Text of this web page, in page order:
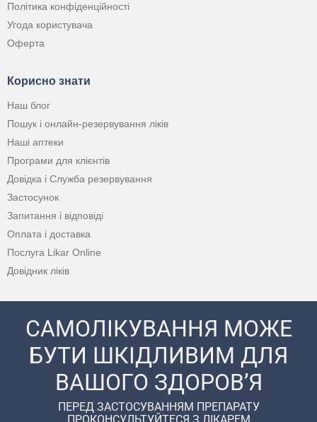
Політика конфіденційності
Угода користувача
Оферта
Корисно знати
Наш блог
Пошук і онлайн-резервування ліків
Наші аптеки
Програми для клієнтів
Довідка і Служба резервування
Застосунок
Запитання і відповіді
Оплата і доставка
Послуга Likar Online
Довідник ліків
САМОЛІКУВАННЯ МОЖЕ
БУТИ ШКІДЛИВИМ ДЛЯ
ВАШОГО ЗДОРОВ’Я
ПЕРЕД ЗАСТОСУВАННЯМ ПРЕПАРАТУ